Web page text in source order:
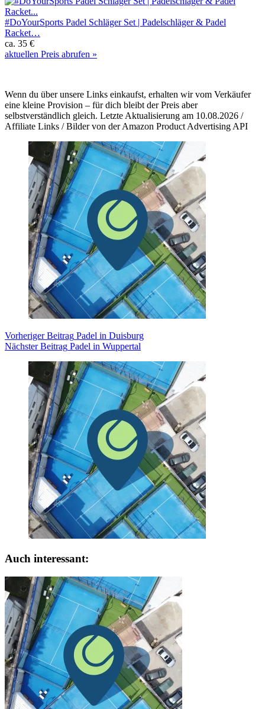
#DoYourSports Padel Schläger Set | Padelschläger & Padel
Racket…
ca. 35 €
aktuellen Preis abrufen »
Wenn du über unsere Links einkaufst, erhalten wir vom Verkäufer
eine kleine Provision – für dich bleibt der Preis aber
selbstverständlich gleich. Letzte Aktualisierung am 10.08.2026 /
Affiliate Links / Bilder von der Amazon Product Advertising API
VorherigerBeitrag Padel in Duisburg
NächsterBeitrag Padel in Wuppertal
Auch interessant: